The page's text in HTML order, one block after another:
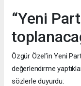
“Yeni
Özgür Özel’in Yeni
değerlendirme
sözlerle duyurdu: